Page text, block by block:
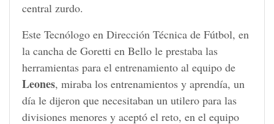
central zurdo.
Este Tecnólogo en Dirección Técnica de Fútbol, en
la cancha de Goretti en Bello le prestaba las
herramientas para el entrenamiento al equipo de
Leones, miraba los entrenamientos y aprendía, un
día le dijeron que necesitaban un utilero para las
divisiones menores y aceptó el reto, en el equipo